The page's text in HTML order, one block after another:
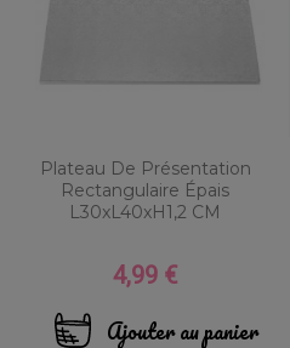
Plateau De Présentation
Rectangulaire Épais
L30xL40xH1,2 CM
Prix
4,99 €
Ajouter au panier